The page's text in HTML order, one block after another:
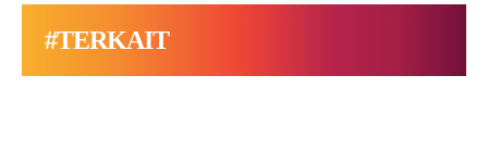
#TERKAIT